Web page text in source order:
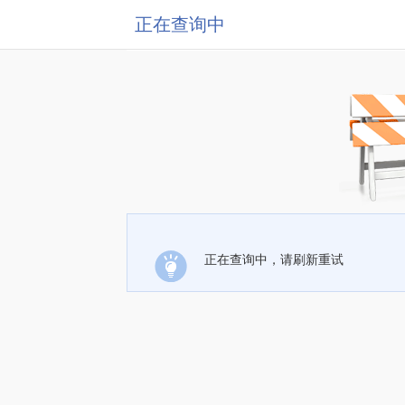
正在查询中
正在查询中，请刷新重试